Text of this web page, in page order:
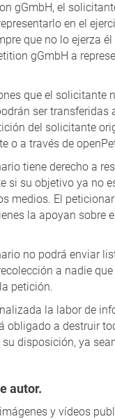
gGmbH, el
en el
que no lo ejerza
gGmbH a
que el solicitante
ser transferidas
del solicitante
o a través de
tiene derecho a
si su objetivo ya no
medios. El
la apoyan sobre
no podrá enviar
a nadie que
petición.
la labor de
obligado a destruir
disposición, ya
autor.
y vídeos